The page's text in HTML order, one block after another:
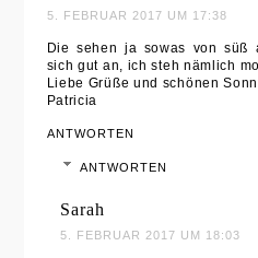
5. FEBRUAR 2017 UM 17:38
Die sehen ja sowas von süß
sich gut an, ich steh nämlich
Liebe Grüße und schönen
Patricia
ANTWORTEN
ANTWORTEN
Sarah
5. FEBRUAR 2017 UM 18:03